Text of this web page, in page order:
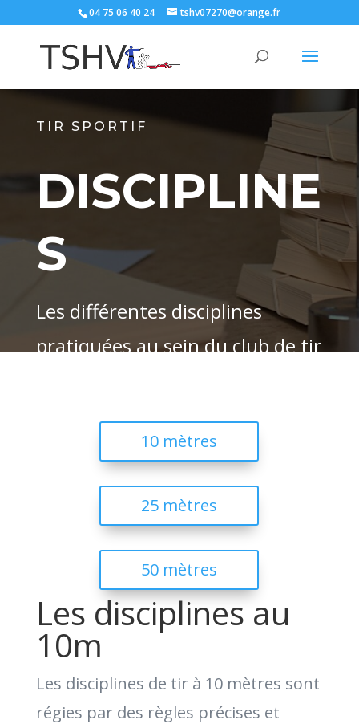
04 75 06 40 24 tshv07270@orange.fr
TIR SPORTIF
DISCIPLINE
S
Les différentes disciplines
pratiquées au sein du club de tir
10 mètres
25 mètres
50 mètres
Les disciplines au
10m
Les disciplines de tir à 10 mètres sont
régies par des règles précises et